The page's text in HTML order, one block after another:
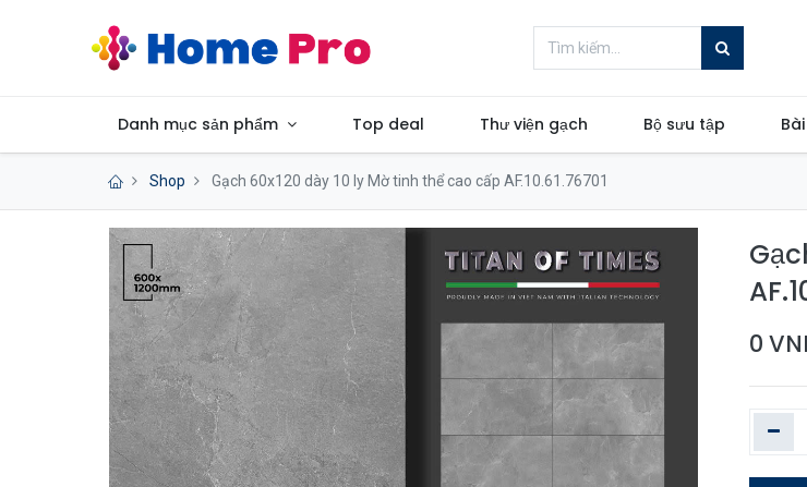
Danh mục sản phẩm Top deal Thư viện gạch Bộ sưu tập
Shop Gạch 60x120 dày 10 ly Mờ tinh thể cao cấp AF.10.61.76701
0